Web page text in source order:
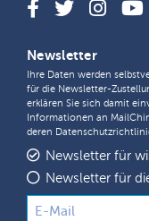
Newsletter
Ihre Daten werden
für die Newsletter-
erklären Sie sich damit
Informationen an
deren
Newsletter für
Newsletter für